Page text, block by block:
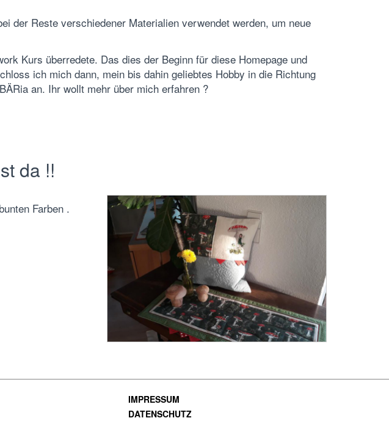
der Reste verschiedener Materialien verwendet werden, um neue
Kurs überredete. Das dies der Beginn für diese Homepage und
ich mich dann, mein bis dahin geliebtes Hobby in die Richtung
an. Ihr wollt mehr über mich erfahren ?
da !!
Farben .
IMPRESSUM
DATENSCHUTZ